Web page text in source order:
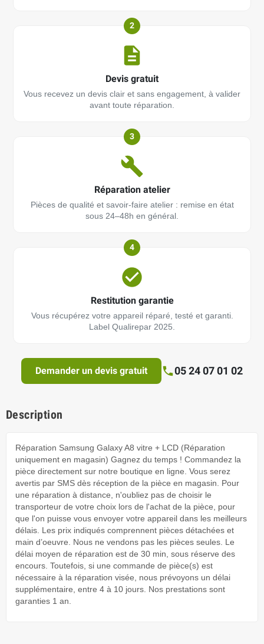
2
Devis gratuit
Vous recevez un devis clair et sans engagement, à valider
avant toute réparation.
3
Réparation atelier
Pièces de qualité et savoir-faire atelier : remise en état
sous 24–48h en général.
4
Restitution garantie
Vous récupérez votre appareil réparé, testé et garanti.
Label Qualirepar 2025.
Demander un devis gratuit 05 24 07 01 02
Description
Réparation Samsung Galaxy A8 vitre + LCD (Réparation
uniquement en magasin) Gagnez du temps ! Commandez la
pièce directement sur notre boutique en ligne. Vous serez
avertis par SMS dès réception de la pièce en magasin. Pour
une réparation à distance, n'oubliez pas de choisir le
transporteur de votre choix lors de l'achat de la pièce, pour
que l'on puisse vous envoyer votre appareil dans les meilleurs
délais. Les prix indiqués comprennent pièces détachées et
main d’oeuvre. Nous ne vendons pas les pièces seules. Le
délai moyen de réparation est de 30 min, sous réserve des
encours. Toutefois, si une commande de pièce(s) est
nécessaire à la réparation visée, nous prévoyons un délai
supplémentaire, entre 4 à 10 jours. Nos prestations sont
garanties 1 an.